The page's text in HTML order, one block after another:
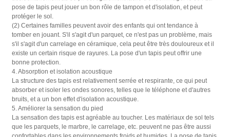
pose de tapis peut jouer un bon rôle de tampon et d'isolation, et peut
protéger le sol.
(2) Certaines familles peuvent avoir des enfants qui ont tendance à
tomber en jouant. S'il s'agit d'un parquet, ce n'est pas un problème, mais
s'il s'agit d'un carrelage en céramique, cela peut être très douloureux et il
existe un certain risque de rayures. La pose d'un tapis peut offrir une
bonne protection.
4. Absorption et isolation acoustique
La structure des tapis est relativement serrée et respirante, ce qui peut
absorber et isoler les ondes sonores, telles que le téléphone et d'autres
bruits, et a un bon effet d'isolation acoustique.
5. Améliorer la sensation du pied
La sensation des tapis est agréable au toucher. Les matériaux de sol tels
que les parquets, le marbre, le carrelage, etc. peuvent ne pas être aussi